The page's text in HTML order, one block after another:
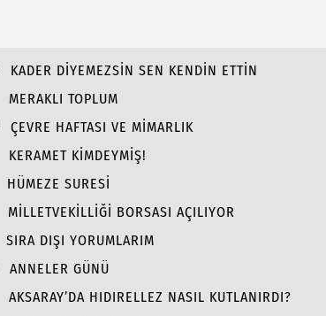
KADER DİYEMEZSİN SEN KENDİN ETTİN
MERAKLI TOPLUM
ÇEVRE HAFTASI VE MİMARLIK
KERAMET KİMDEYMİŞ!
HÜMEZE SURESİ
MİLLETVEKİLLİĞİ BORSASI AÇILIYOR
SIRA DIŞI YORUMLARIM
ANNELER GÜNÜ
AKSARAY’DA HIDIRELLEZ NASIL KUTLANIRDI?